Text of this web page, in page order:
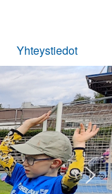
Yhteystiedot
Ota yhteyttä